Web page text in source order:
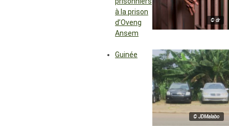
© dr
à la prison
d’Oveng
Ansem
© JDMalabo
Guinée